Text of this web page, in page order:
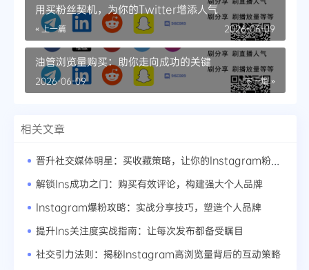
用买粉丝契机，为你的Twitter增添人气
« 上一篇 2026-06-09
油管浏览量购买：助你走向成功的关键
下一篇 »
2026-06-09
相关文章
解锁Ins成功之门：购买有效评论，构建强大个人品牌
Instagram爆粉攻略：实战分享技巧，塑造个人品牌
提升Ins关注度实战指南：让每次发布都备受瞩目
社交引力法则：揭秘Instagram高浏览量背后的互动策略